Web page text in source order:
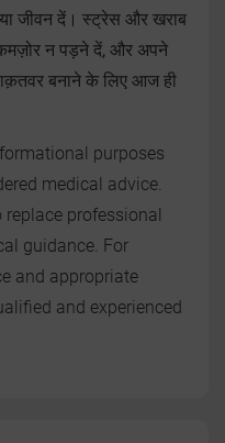
जीवन दें। स्ट्रेस और खराब
न पड़ने दें, और अपने
बनाने के लिए आज ही
purposes
medical advice.
professional
guidance. For
and appropriate
and experienced